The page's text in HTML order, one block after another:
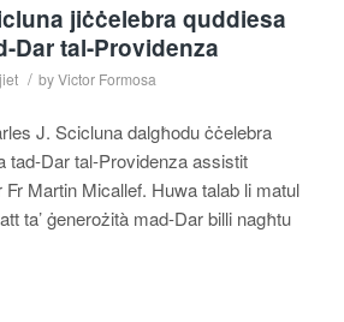
jiċċelebra quddiesa
Dar tal-Providenza
/ byVictor Formosa
J. Scicluna dalgħodu ċċelebra
tad‑Dar tal‑Providenza assistit
Fr Martin Micallef. Huwa talab li matul
ta’ ġenerożità mad‑Dar billi nagħtu